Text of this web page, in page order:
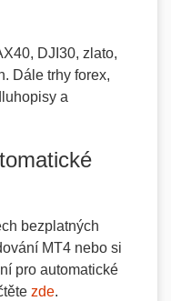
DJI30, zlato,
Dále trhy forex,
a
bezplatných
MT4 nebo si
pro automatické
zde.